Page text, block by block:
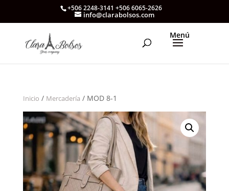
+506 2248-3141 +506 6065-2626
info@clarabolsos.com
Inicio / Mercadería / MOD 8-1